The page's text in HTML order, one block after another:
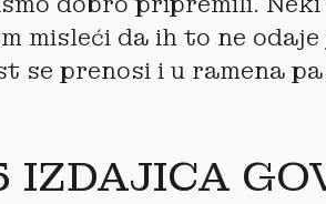
misleći da ih to ne
se prenosi i u ramena
IZDAJICA